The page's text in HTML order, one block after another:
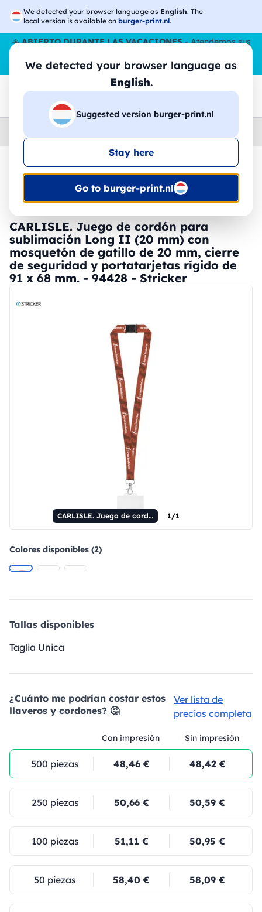
We detected your browser language as English. The
local version is available on burger-print.nl.
We detected your browser language as
English.
Suggested version burger-print.nl
Stay here
Go to burger-print.nl
☀️ABIERTO DURANTE LAS VACACIONES- Atendemos sus
pedidos durante todo el verano, incluso en agosto.
Sin parar
😎🌴
Home llaveros-y-cordones-personalizados
🔥 -30% de impresión DTF
CARLISLE. Juego de cordón para
sublimación Long II (20 mm) con
mosquetón de gatillo de 20 mm, cierre
de seguridad y portatarjetas rígido de
91 x 68 mm. - 94428 - Stricker
CARLISLE. Juego de cordón para sublimación Long II (20 mm) con mosquetón de gatillo de 20 mm, cierre de seguridad y portatarjetas rígido de 91 x 68 mm. 1/1
Colores disponibles (2)
Tallas disponibles
Taglia Unica
¿Cuánto me podrían costar estos
llaveros y cordones? 🤔
Ver lista de
precios completa
Con impresión Sin impresión
500 piezas 48,46 € 48,42 €
250 piezas 50,66 € 50,59 €
100 piezas 51,11 € 50,95 €
50 piezas 58,40 € 58,09 €